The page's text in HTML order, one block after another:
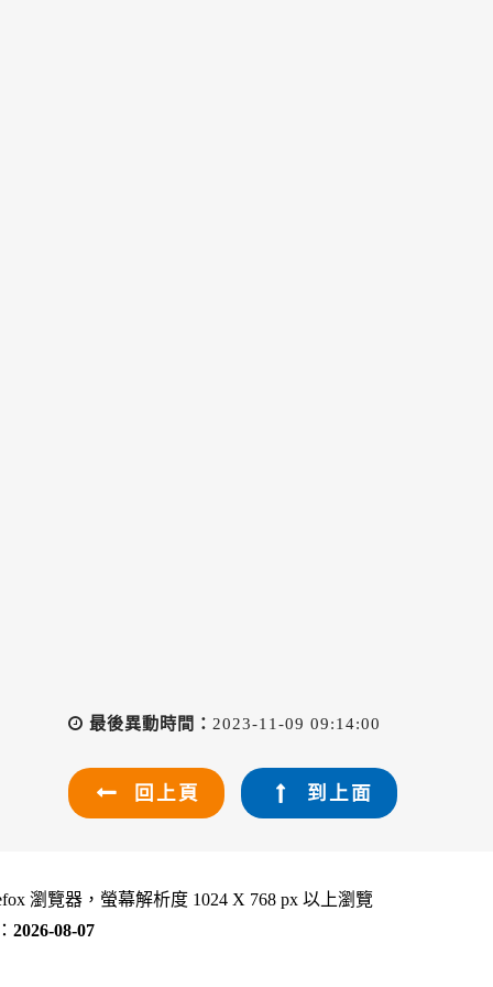
最後異動時間： 2023-11-09 09:14:00
回上頁 到上面
瀏覽器，螢幕解析度 1024 X 768 px 以上瀏覽
2026-08-07